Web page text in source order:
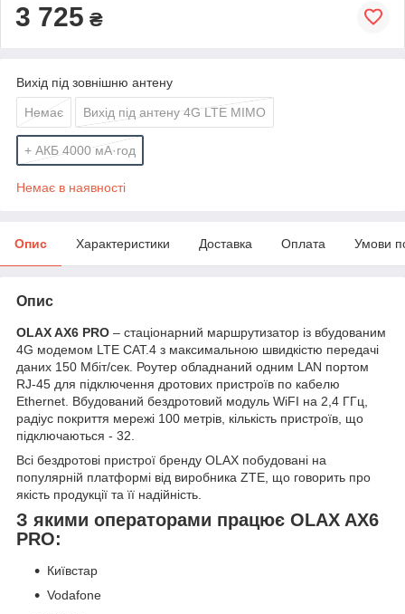
3 725 ₴
Вихід під зовнішню антену
Немає Вихід під антену 4G LTE MIMO
+ АКБ 4000 мА·год
Немає в наявності
Опис Характеристики Доставка Оплата Умови
Опис
OLAX AX6 PRO – стаціонарний маршрутизатор із вбудованим
4G модемом LTE CAT.4 з максимальною швидкістю передачі
даних 150 Мбіт/сек. Роутер обладнаний одним LAN портом
RJ-45 для підключення дротових пристроїв по кабелю
Ethernet. Вбудований бездротовий модуль WiFI на 2,4 ГГц,
радіус покриття мережі 100 метрів, кількість пристроїв, що
підключаються - 32.
Всі бездротові пристрої бренду OLAX побудовані на
популярній платформі від виробника ZTE, що говорить про
якість продукції та її надійність.
З якими операторами працює OLAX AX6
PRO:
Київстар
Vodafone